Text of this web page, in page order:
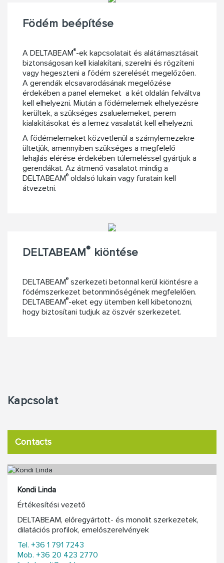
Födém beépítése
A DELTABEAM®-ek kapcsolatait és alátámasztásait
biztonságosan kell kialakítani, szerelni és rögzíteni
vagy hegeszteni a födém szerelését megelőzően.
A gerendák elcsavarodásának megelőzése
érdekében a panel elemeket a két oldalán felváltva
kell elhelyezni. Miután a födémelemek elhelyezésre
kerültek, a szükséges zsaluelemeket, perem
kialakításokat és a lemez vasalatát kell elhelyezni.
A födémelemeket közvetlenül a szárnylemezekre
ültetjük, amennyiben szükséges a megfelelő
lehajlás elérése érdekében túlemeléssel gyártjuk a
gerendákat. Az átmenő vasalatot mindig a
DELTABEAM® oldalsó lukain vagy furatain kell
átvezetni.
DELTABEAM® kiöntése
DELTABEAM® szerkezeti betonnal kerül kiöntésre a
födémszerkezet betonminőségének megfelelően.
DELTABEAM®-eket egy ütemben kell kibetonozni,
hogy biztosítani tudjuk az öszvér szerkezetet.
Kapcsolat
Contacts
Kondi Linda
Értékesítési vezető
DELTABEAM, előregyártott- és monolit szerkezetek,
dilatációs profilok, emelőszerelvények
Tel. +36 1 791 7243
Mob. +36 20 423 2770